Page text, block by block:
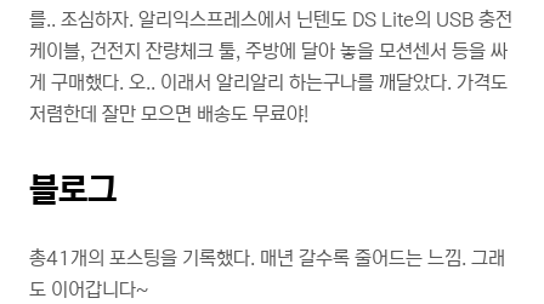
를.. 조심하자. 알리익스프레스에서 닌텐도 DS Lite의 USB 충전
케이블, 건전지 잔량체크 툴, 주방에 달아 놓을 모션센서 등을 싸
게 구매했다. 오.. 이래서 알리알리 하는구나를 깨달았다. 가격도
저렴한데 잘만 모으면 배송도 무료야!
블로그
총41개의 포스팅을 기록했다. 매년 갈수록 줄어드는 느낌. 그래
도 이어갑니다~